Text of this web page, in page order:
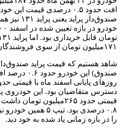
افت حدود ۰.۵ درصدی قیمت
صندوق‌دار
۱۷۱‌میلیون تومان از سوی فروشندگان عرضه شد.
شاهد هستیم که قیمت پراید
دسترس متقاضیان بود. این خودروی
قیمتی حدود ۲۶۵‌میلیون
را در بازه زمانی یاد شده به خود دید.